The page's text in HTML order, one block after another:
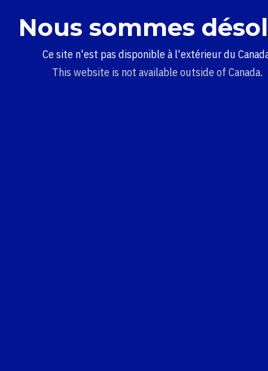
Nous sommes
Ce site n'est pas disponible à l'extérieur du
This website is not available outside of Canada.